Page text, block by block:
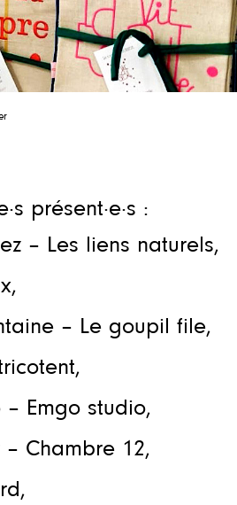
présent·e·s :
– Les liens naturels,
– Le goupil file,
– Emgo studio,
Chambre 12,